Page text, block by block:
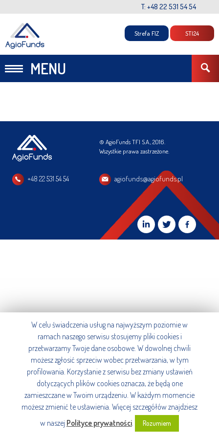
T: +48 22 531 54 54
MENU
Strefa FIZ STI24
© AgioFunds TFI S.A., 2016.
Wszystkie prawa zastrzeżone.
+48 22 531 54 54 agiofunds@agiofunds.pl
W celu świadczenia usług na najwyższym poziomie w
ramach naszego serwisu stosujemy pliki cookies i
przetwarzamy Twoje dane osobowe. W dowolnej chwili
możesz zgłosić sprzeciw wobec przetwarzania, w tym
profilowania. Korzystanie z serwisu bez zmiany ustawień
dotyczących plików cookies oznacza, że będą one
zamieszczane w Twoim urządzeniu. W każdym momencie
możesz zmienić te ustawienia. Więcej szczegółów znajdziesz
w naszej Polityce prywatności. Rozumiem